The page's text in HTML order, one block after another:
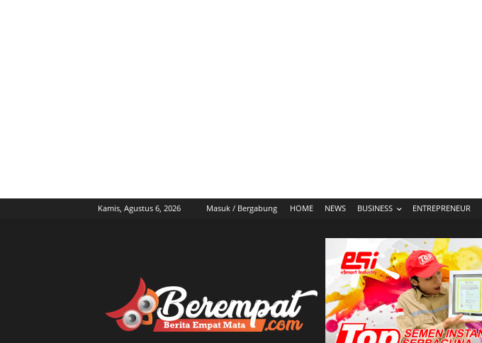
Kamis, Agustus 6, 2026 Masuk / Bergabung HOME NEWS BUSINESS ENTREPRENEUR